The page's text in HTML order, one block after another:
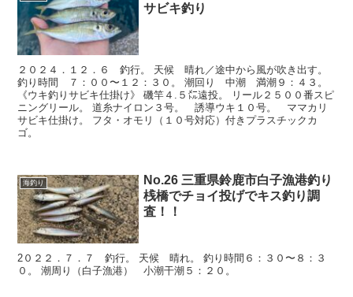
サビキ釣り
２０２４．１２．６ 釣行。 天候 晴れ／途中から風が吹き出す。
釣り時間 ７：００〜１２：３０。 潮回り 中潮 満潮９：４３。
《ウキ釣りサビキ仕掛け》 磯竿４.５㍍遠投。 リール２５００番スピ
ニングリール。 道糸ナイロン３号。 誘導ウキ１０号。 ママカリ
サビキ仕掛け。 フタ・オモリ（１０号対応）付きプラスチックカ
ゴ。
海釣り
No.26 三重県鈴鹿市白子漁港釣り
桟橋でチョイ投げでキス釣り調
査！！
2０２２．７．７ 釣行。 天候 晴れ。 釣り時間６：３０〜８：３
０。 潮周り（白子漁港） 小潮干潮５：２０。